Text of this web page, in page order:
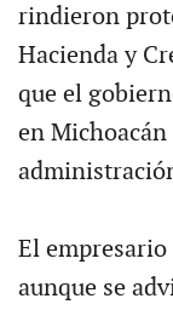
rindieron
Hacienda y
que el
en
El empresario
aunque se